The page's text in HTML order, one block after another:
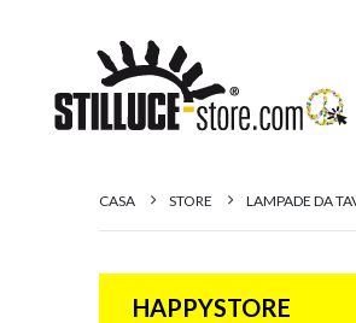
CASA STORE LAMPADE DA
HAPPYSTORE